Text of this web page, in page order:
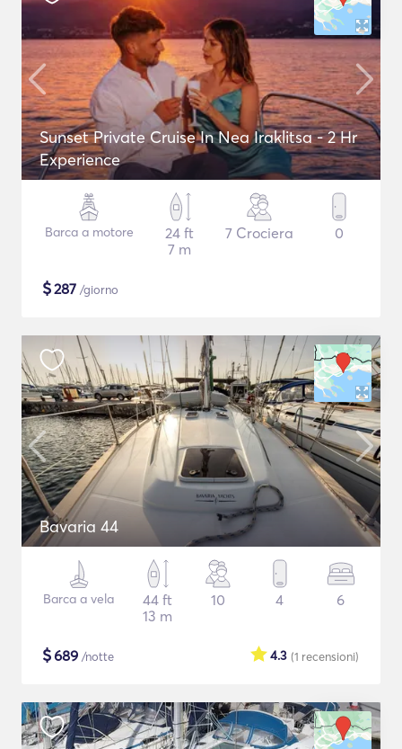
Sunset Private Cruise In Nea Iraklitsa - 2 Hr
Experience
Barca a motore
24 ft
7 m
7 Crociera 0
$287 /giorno
Bavaria 44
Barca a vela
44 ft
13 m
10 4 6
$689 /notte (1 recensioni)
4.3